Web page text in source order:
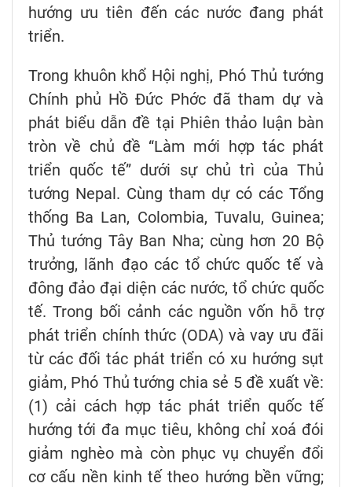
hướng ưu tiên đến các nước đang phát
triển.
Trong khuôn khổ Hội nghị, Phó Thủ tướng
Chính phủ Hồ Đức Phớc đã tham dự và
phát biểu dẫn đề tại Phiên thảo luận bàn
tròn về chủ đề “Làm mới hợp tác phát
triển quốc tế” dưới sự chủ trì của Thủ
tướng Nepal. Cùng tham dự có các Tổng
thống Ba Lan, Colombia, Tuvalu, Guinea;
Thủ tướng Tây Ban Nha; cùng hơn 20 Bộ
trưởng, lãnh đạo các tổ chức quốc tế và
đông đảo đại diện các nước, tổ chức quốc
tế. Trong bối cảnh các nguồn vốn hỗ trợ
phát triển chính thức (ODA) và vay ưu đãi
từ các đối tác phát triển có xu hướng sụt
giảm, Phó Thủ tướng chia sẻ 5 đề xuất về:
(1) cải cách hợp tác phát triển quốc tế
hướng tới đa mục tiêu, không chỉ xoá đói
giảm nghèo mà còn phục vụ chuyển đổi
cơ cấu nền kinh tế theo hướng bền vững;